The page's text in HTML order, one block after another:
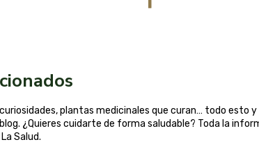
plantas medicinales que curan… todo esto
¿Quieres cuidarte de forma saludable? Toda la
Salud.